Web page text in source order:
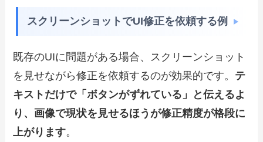
スクリーンショットでUI修正を依頼する例
既存のUIに問題がある場合、スクリーンショット
を見せながら修正を依頼するのが効果的です。 テ
キストだけで「ボタンがずれている」と伝えるよ
り、画像で現状を見せるほうが修正精度が格段に
上がります。